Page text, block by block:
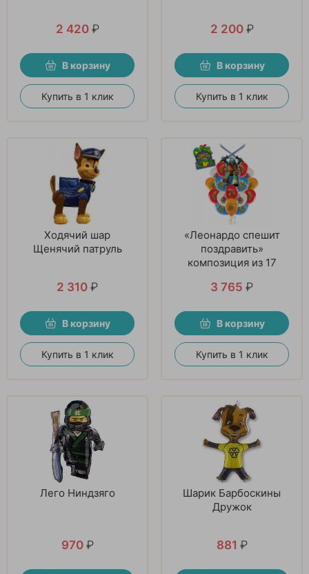
2 420 ₽
В корзину
Купить в 1 клик
2 200 ₽
В корзину
Купить в 1 клик
Ходячий шар
Щенячий патруль
2 310 ₽
В корзину
Купить в 1 клик
«Леонардо спешит
поздравить»
композиция из 17
3 765 ₽
В корзину
Купить в 1 клик
Лего Ниндзяго
970 ₽
Шарик Барбоскины
Дружок
881 ₽